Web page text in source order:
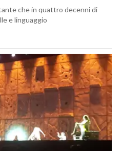
che in quattro decenni di
e linguaggio